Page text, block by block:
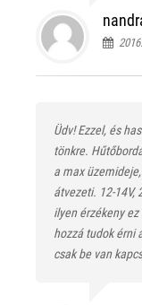
Üdv! Ezzel, és
tönkre.
a max
átvezeti. 12-14V,
ilyen érzékeny
hozzá tudok érni
csak be van